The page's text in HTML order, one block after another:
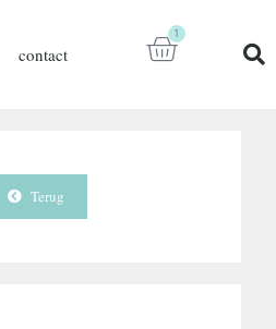
contact
1
Terug